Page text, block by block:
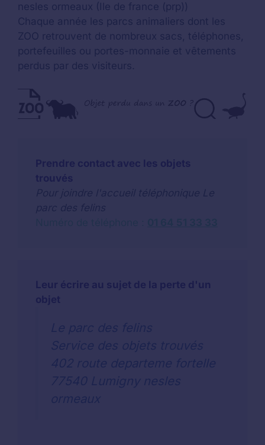
nesles ormeaux (Ile de france (prp))
Chaque année les parcs animaliers dont les
ZOO retrouvent de nombreux sacs, téléphones,
portefeuilles ou portes-monnaie et vêtements
perdus par des visiteurs.
Prendre contact avec les objets
trouvés